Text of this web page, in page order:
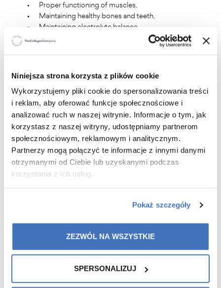
Niniejsza strona korzysta z plików cookie
Wykorzystujemy pliki cookie do spersonalizowania treści
i reklam, aby oferować funkcje społecznościowe i
analizować ruch w naszej witrynie. Informacje o tym, jak
korzystasz z naszej witryny, udostępniamy partnerom
społecznościowym, reklamowym i analitycznym.
Partnerzy mogą połączyć te informacje z innymi danymi
otrzymanymi od Ciebie lub uzyskanymi podczas
korzystania z ich usług.
Pokaż szczegóły
ZEZWÓL NA WSZYSTKIE
SPERSONALIZUJ
•
Proper functioning of muscles,
•
Maintaining healthy bones and teeth,
•
Maintaining electrolyte balance,
Normal protein synthesis,
Maintaining normal psychological function,
Recommended for you